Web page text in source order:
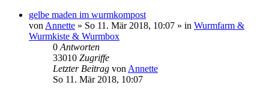
gelbe maden im wurmkompost
von Annette » So 11. Mär 2018, 10:07 » in Wurmfarm &
Wurmkiste & Wurmbox
0 Antworten
33010 Zugriffe
Letzter Beitrag von Annette
So 11. Mär 2018, 10:07